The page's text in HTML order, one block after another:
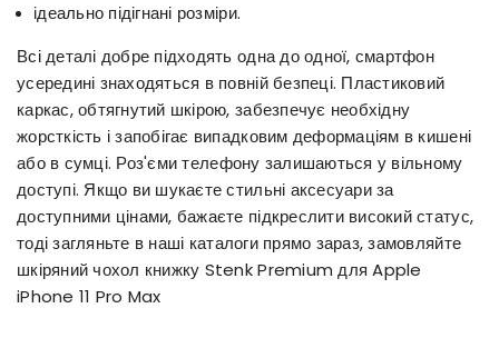
ідеально підігнані розміри.
Всі деталі добре підходять одна до одної, смартфон
усередині знаходяться в повній безпеці. Пластиковий
каркас, обтягнутий шкірою, забезпечує необхідну
жорсткість і запобігає випадковим деформаціям в кишені
або в сумці. Роз'єми телефону залишаються у вільному
доступі. Якщо ви шукаєте стильні аксесуари за
доступними цінами, бажаєте підкреслити високий статус,
тоді загляньте в наші каталоги прямо зараз, замовляйте
шкіряний чохол книжку Stenk Premium для Apple
iPhone 11 Pro Max